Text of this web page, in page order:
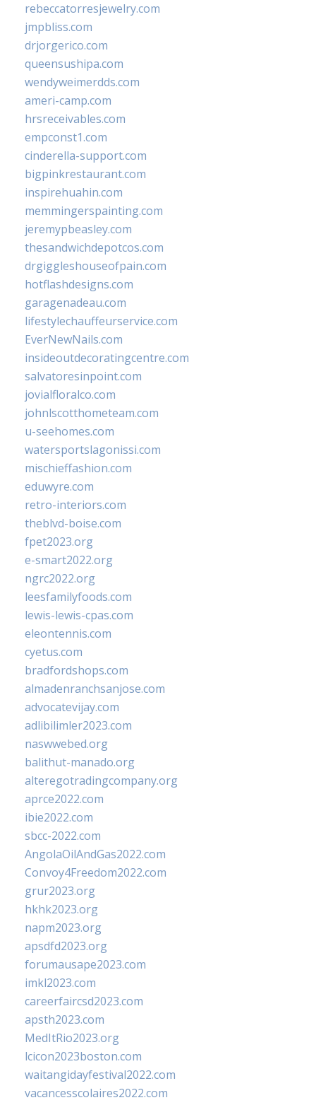
rebeccatorresjewelry.com
jmpbliss.com
drjorgerico.com
queensushipa.com
wendyweimerdds.com
ameri-camp.com
hrsreceivables.com
empconst1.com
cinderella-support.com
bigpinkrestaurant.com
inspirehuahin.com
memmingerspainting.com
jeremypbeasley.com
thesandwichdepotcos.com
drgiggleshouseofpain.com
hotflashdesigns.com
garagenadeau.com
lifestylechauffeurservice.com
EverNewNails.com
insideoutdecoratingcentre.com
salvatoresinpoint.com
jovialfloralco.com
johnlscotthometeam.com
u-seehomes.com
watersportslagonissi.com
mischieffashion.com
eduwyre.com
retro-interiors.com
theblvd-boise.com
fpet2023.org
e-smart2022.org
ngrc2022.org
leesfamilyfoods.com
lewis-lewis-cpas.com
eleontennis.com
cyetus.com
bradfordshops.com
almadenranchsanjose.com
advocatevijay.com
adlibilimler2023.com
naswwebed.org
balithut-manado.org
alteregotradingcompany.org
aprce2022.com
ibie2022.com
sbcc-2022.com
AngolaOilAndGas2022.com
Convoy4Freedom2022.com
grur2023.org
hkhk2023.org
napm2023.org
apsdfd2023.org
forumausape2023.com
imkl2023.com
careerfaircsd2023.com
apsth2023.com
MedItRio2023.org
lcicon2023boston.com
waitangidayfestival2022.com
vacancesscolaires2022.com